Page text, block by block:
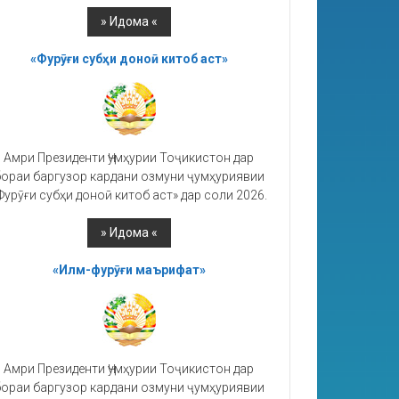
«Фурӯғи субҳи доноӣ китоб аст»
Амри Президенти Ҷумҳурии Тоҷикистон дар
баргузор кардани озмуни ҷумҳуриявии
субҳи доноӣ китоб аст» дар соли 2026.
«Илм-фурӯғи маърифат»
Амри Президенти Ҷумҳурии Тоҷикистон дар
баргузор кардани озмуни ҷумҳуриявии